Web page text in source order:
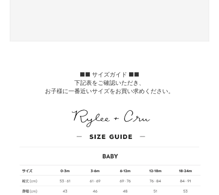
■■ サイズガイド ■■
下記表をご確認いただき、
お子様に一番近いサイズをお買い求めください。